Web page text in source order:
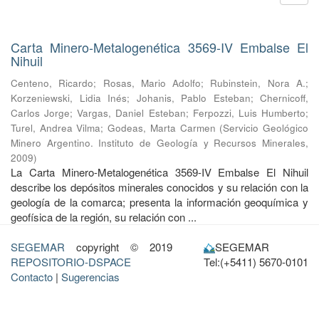
Carta Minero-Metalogenética 3569-IV Embalse El
Nihuil
Centeno, Ricardo; Rosas, Mario Adolfo; Rubinstein, Nora A.;
Korzeniewski, Lidia Inés; Johanis, Pablo Esteban; Chernicoff,
Carlos Jorge;Vargas, Daniel Esteban; Ferpozzi, Luis Humberto;
Turel, Andrea Vilma;Godeas, Marta Carmen (Servicio Geológico
Minero Argentino. Instituto de Geología y Recursos Minerales,
2009)
La Carta Minero-Metalogenética 3569-IV Embalse El Nihuil
describe los depósitos minerales conocidos y su relación con la
geología de la comarca; presenta la información geoquímica y
geofísica de la región, su relación con ...
SEGEMAR copyright © 2019
REPOSITORIO-DSPACE
Contacto | Sugerencias
SEGEMAR
Tel:(+5411) 5670-0101